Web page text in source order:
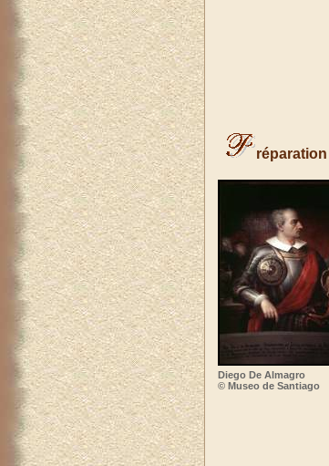
Diego De Almagro
© Museo de Santiago